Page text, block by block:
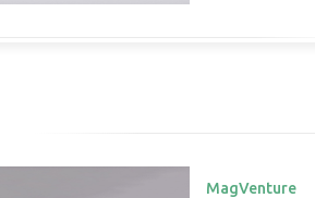
MagVenture